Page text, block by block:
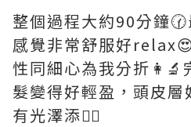
整個過程大約90分鐘🕜
感覺非常舒服好
性同細心為我分折👩‍🔬
髮變得好輕盈，頭皮層
有光澤添🧜‍♀️